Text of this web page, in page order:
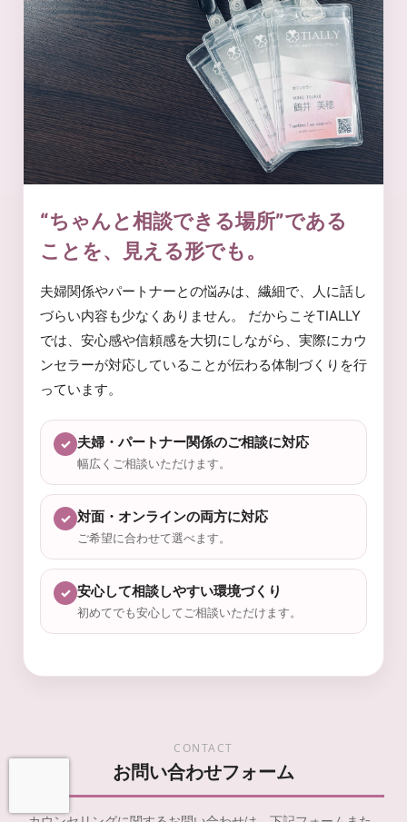
“ちゃんと相談できる場所”である
ことを、見える形でも。
夫婦関係やパートナーとの悩みは、繊細で、人に話し
づらい内容も少なくありません。 だからこそTIALLY
では、安心感や信頼感を大切にしながら、実際にカウ
ンセラーが対応していることが伝わる体制づくりを行
っています。
✓ 夫婦・パートナー関係のご相談に対応
幅広くご相談いただけます。
✓ 対面・オンラインの両方に対応
ご希望に合わせて選べます。
✓ 安心して相談しやすい環境づくり
初めてでも安心してご相談いただけます。
CONTACT
お問い合わせフォーム
お問い合わせ LINEで予約